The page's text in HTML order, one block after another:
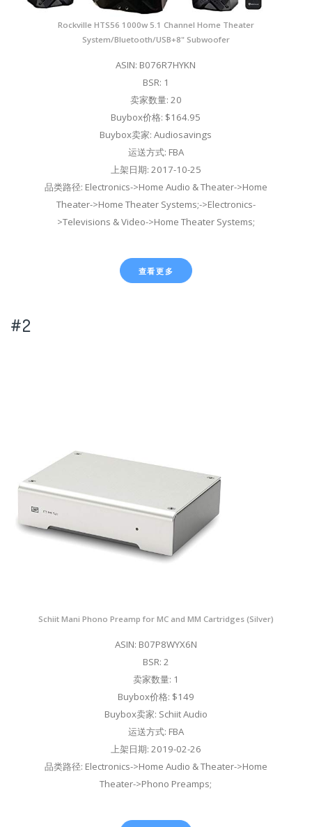
Rockville HTS56 1000w 5.1 Channel Home Theater
System/Bluetooth/USB+8" Subwoofer
ASIN: B076R7HYKN
BSR: 1
卖家数量: 20
Buybox价格: $164.95
Buybox卖家: Audiosavings
运送方式: FBA
上架日期: 2017-10-25
品类路径: Electronics->Home Audio & Theater->Home
Theater->Home Theater Systems;->Electronics-
>Televisions & Video->Home Theater Systems;
查看更多
#2
Schiit Mani Phono Preamp for MC and MM Cartridges (Silver)
ASIN: B07P8WYX6N
BSR: 2
卖家数量: 1
Buybox价格: $149
Buybox卖家: Schiit Audio
运送方式: FBA
上架日期: 2019-02-26
品类路径: Electronics->Home Audio & Theater->Home
Theater->Phono Preamps;